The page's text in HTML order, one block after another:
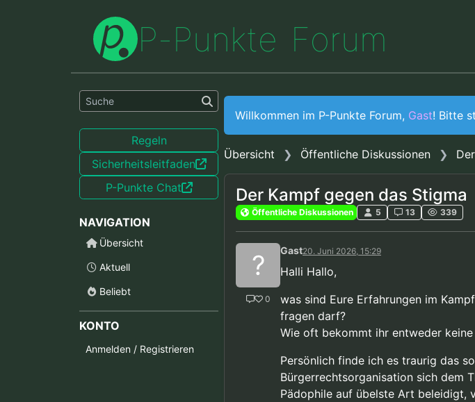
P-Punkte Forum
Regeln
Sicherheitsleitfaden
P-Punkte Chat
NAVIGATION
Übersicht
Aktuell
Beliebt
KONTO
Anmelden / Registrieren
Willkommen im P-Punkte Forum, Gast! Bitte
Übersicht Öffentliche Diskussionen
Der Kampf gegen das Stigma
Öffentliche Diskussionen 5 13 339
?
0
Gast20. Juni 2026, 15:29
Halli Hallo,
was sind Eure Erfahrungen im
fragen darf?
Wie oft bekommt ihr entweder
Persönlich finde ich es traurig das
Bürgerrechtsorganisation sich dem
Pädophile auf übelste Art beleidigt,